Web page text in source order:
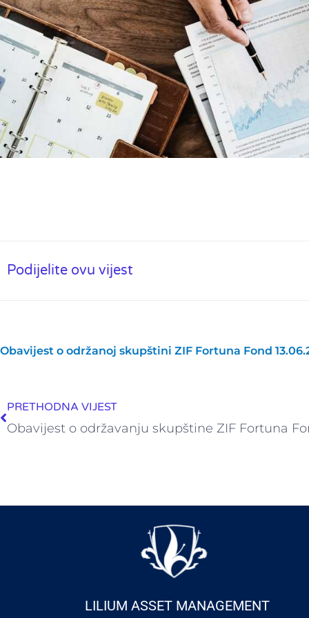
Podijelite ovu vijest
Obavijest o održanoj skupštini ZIF Fortuna Fond
PRETHODNA VIJEST
LILIUM ASSET MANAGEMENT